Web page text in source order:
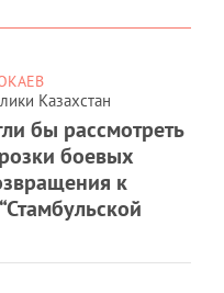
Казахстан
бы рассмотреть
боевых
к